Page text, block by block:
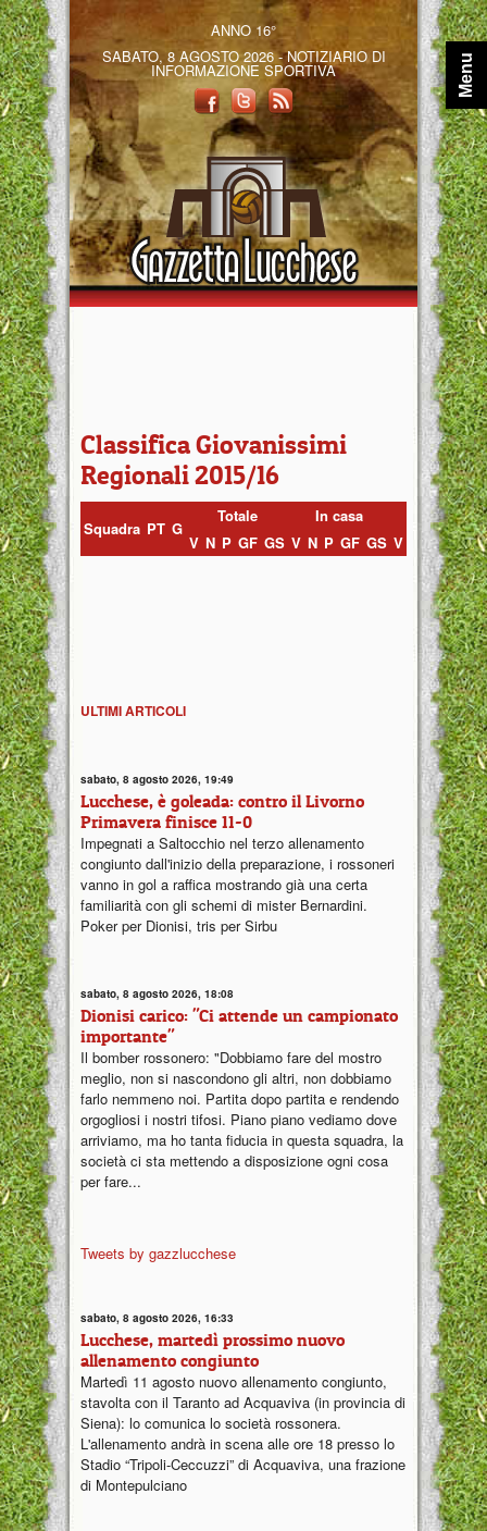
ANNO 16°
SABATO, 8 AGOSTO 2026 - NOTIZIARIO DI
INFORMAZIONE SPORTIVA
Classifica Giovanissimi
Regionali 2015/16
Squadra PT G
Totale In casa
Fuori casa
V N P GF GS V N P GF GS V P GF
ULTIMI ARTICOLI
sabato, 8 agosto 2026, 19:49
Lucchese, è goleada: contro il Livorno
Primavera finisce 11-0
Impegnati a Saltocchio nel terzo allenamento
congiunto dall'inizio della preparazione, i rossoneri
vanno in gol a raffica mostrando già una certa
familiarità con gli schemi di mister Bernardini.
Poker per Dionisi, tris per Sirbu
sabato, 8 agosto 2026, 18:08
Dionisi carico: "Ci attende un campionato
importante"
Il bomber rossonero: "Dobbiamo fare del mostro
meglio, non si nascondono gli altri, non dobbiamo
farlo nemmeno noi. Partita dopo partita e rendendo
orgogliosi i nostri tifosi. Piano piano vediamo dove
arriviamo, ma ho tanta fiducia in questa squadra, la
società ci sta mettendo a disposizione ogni cosa
per fare...
Tweets by gazzlucchese
sabato, 8 agosto 2026, 16:33
Lucchese, martedì prossimo nuovo
allenamento congiunto
Martedì 11 agosto nuovo allenamento congiunto,
stavolta con il Taranto ad Acquaviva (in provincia di
Siena): lo comunica lo società rossonera.
L'allenamento andrà in scena alle ore 18 presso lo
Stadio “Tripoli-Ceccuzzi” di Acquaviva, una frazione
di Montepulciano
Menu